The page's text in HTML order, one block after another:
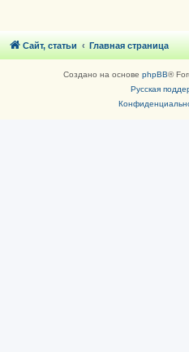
Сайт, статьи Главная страница
Создано на основе phpBB®
Русская